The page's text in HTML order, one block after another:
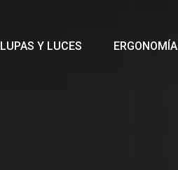
LUPAS Y LUCES ERGONOMÍA